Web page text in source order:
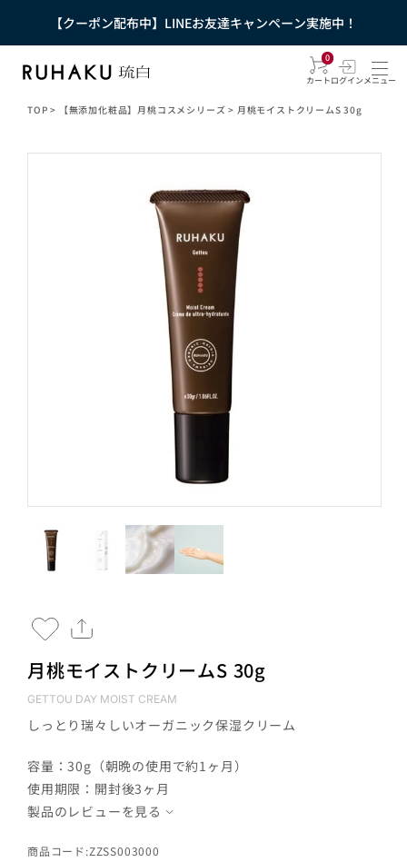
【クーポン配布中】LINEお友達キャンペーン実施中！
0
カートログインメニュー
TOP > 【無添加化粧品】月桃コスメシリーズ > 月桃モイストクリームS 30g
月桃モイストクリームS 30g
GETTOU DAY MOIST CREAM
しっとり瑞々しいオーガニック保湿クリーム
容量：30g（朝晩の使用で約1ヶ月）
使用期限：開封後3ヶ月
製品のレビューを見る
商品コード:ZZSS003000